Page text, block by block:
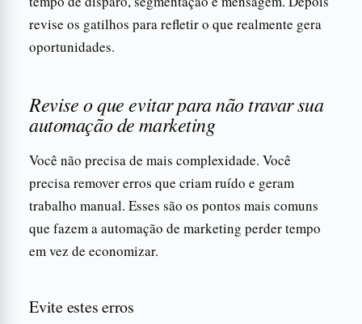
revise os gatilhos para refletir o que realmente gera
oportunidades.
Revise o que evitar para não travar sua
automação de marketing
Você não precisa de mais complexidade. Você
precisa remover erros que criam ruído e geram
trabalho manual. Esses são os pontos mais comuns
que fazem a automação de marketing perder tempo
em vez de economizar.
Evite estes erros